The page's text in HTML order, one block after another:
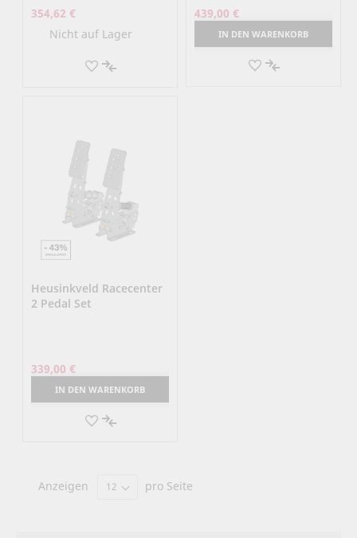
354,62 €
Nicht auf Lager
AUF
VERGLEICHSLISTE
439,00 €
IN DEN WARENKORB
AUF
Heusinkveld Racecenter
2 Pedal Set
339,00 €
IN DEN WARENKORB
AUF
Anzeigen pro Seite